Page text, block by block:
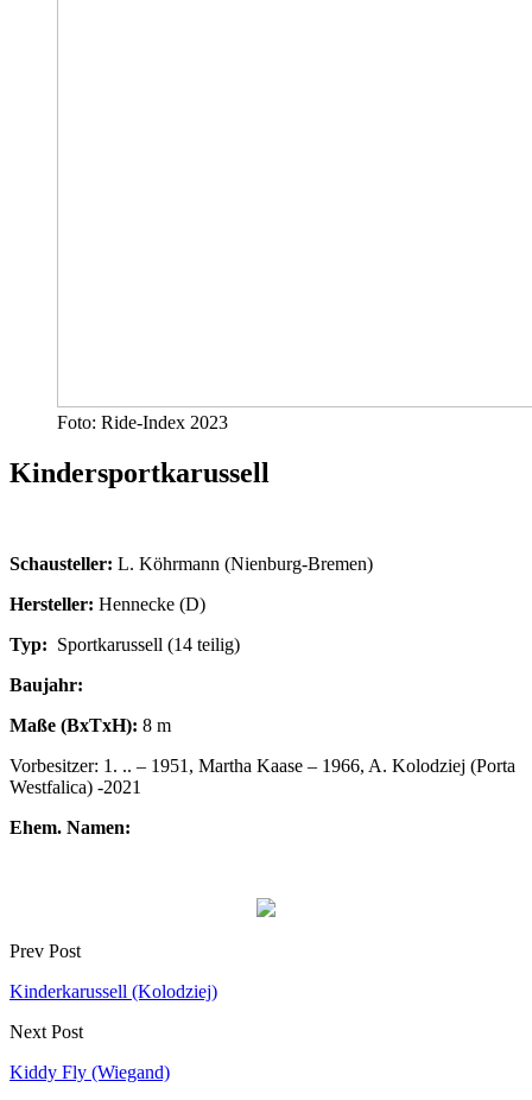
Foto: Ride-Index 2023
Kindersportkarussell
Schausteller: L. Köhrmann (Nienburg-Bremen)
Hersteller: Hennecke (D)
Typ: Sportkarussell (14 teilig)
Baujahr:
Maße (BxTxH): 8 m
Vorbesitzer: 1. .. – 1951, Martha Kaase – 1966, A. Kolodziej (Porta
Westfalica) -2021
Ehem. Namen:
Prev Post
Kinderkarussell (Kolodziej)
Next Post
Kiddy Fly (Wiegand)